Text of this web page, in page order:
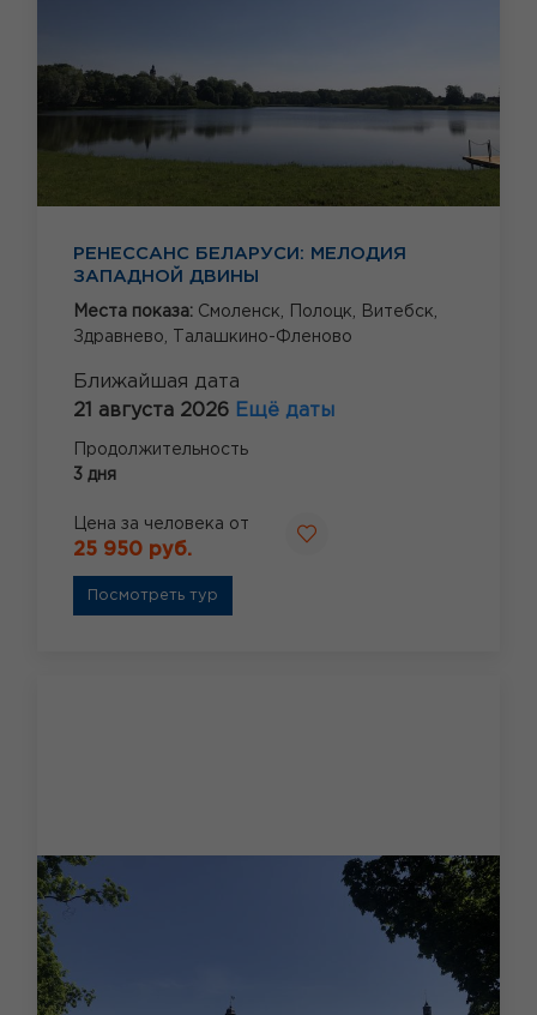
РЕНЕССАНС БЕЛАРУСИ: МЕЛОДИЯ
ЗАПАДНОЙ ДВИНЫ
Места показа: Смоленск, Полоцк,
Витебск,
Здравнево,
Талашкино-Фленово
Ближайшая дата
21 августа 2026 Ещё даты
Продолжительность
3 дня
Цена за человека от
25 950 руб.
Посмотреть тур